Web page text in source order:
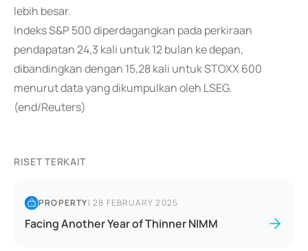
lebih besar.
Indeks S&P 500 diperdagangkan pada perkiraan
pendapatan 24,3 kali untuk 12 bulan ke depan,
dibandingkan dengan 15,28 kali untuk STOXX 600
menurut data yang dikumpulkan oleh LSEG.
(end/Reuters)
RISET TERKAIT
PROPERTY|28 FEBRUARY 2025
Facing Another Year of Thinner NIMM